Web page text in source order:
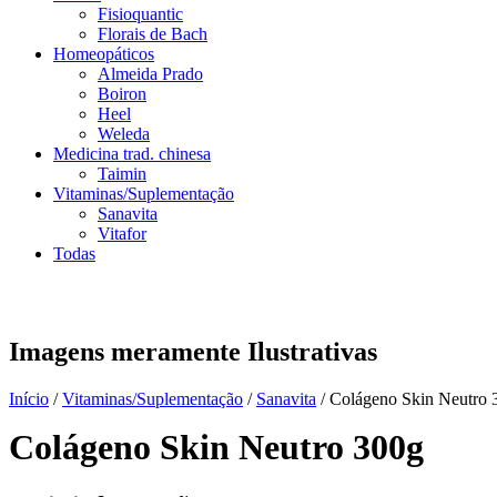
Fisioquantic
Florais de Bach
Homeopáticos
Almeida Prado
Boiron
Heel
Weleda
Medicina trad. chinesa
Taimin
Vitaminas/Suplementação
Sanavita
Vitafor
Todas
Imagens meramente Ilustrativas
Início /Vitaminas/Suplementação / Sanavita / Colágeno Skin Neutro
Colágeno Skin Neutro 300g